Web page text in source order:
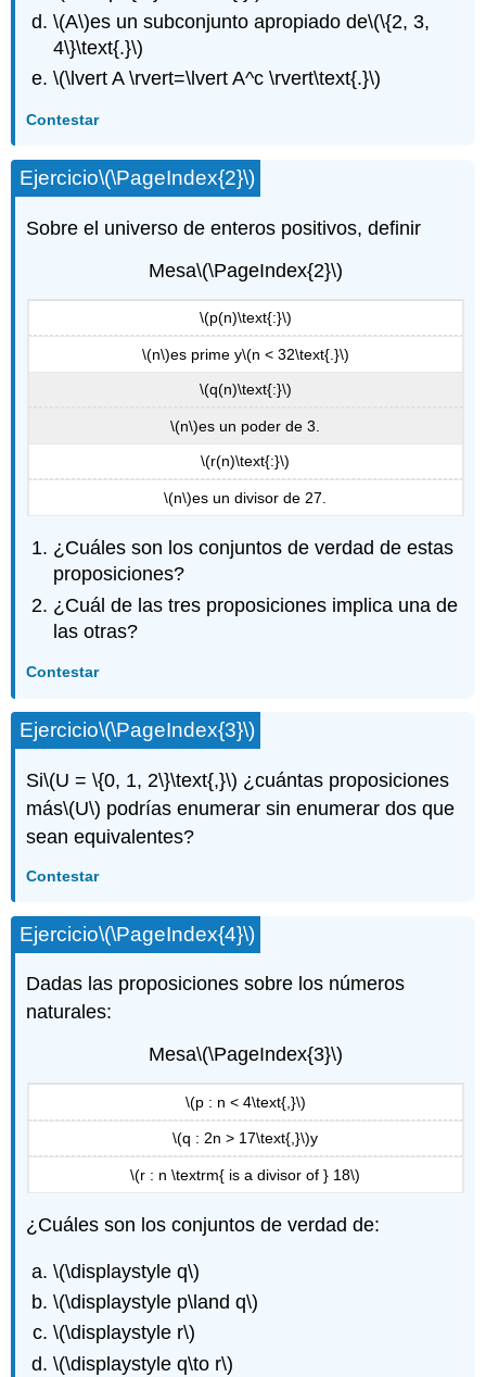
\(A\)es un subconjunto apropiado de\(\{2, 3,
4\}\text{.}\)
\(\lvert A \rvert=\lvert A^c \rvert\text{.}\)
Contestar
Ejercicio\(\PageIndex{2}\)
Sobre el universo de enteros positivos, definir
Mesa\(\PageIndex{2}\)
\(p(n)\text{:}\)
\(n\)es prime y\(n < 32\text{.}\)
\(q(n)\text{:}\)
\(n\)es un poder de 3.
\(r(n)\text{:}\)
\(n\)es un divisor de 27.
¿Cuáles son los conjuntos de verdad de estas
proposiciones?
¿Cuál de las tres proposiciones implica una de
las otras?
Contestar
Ejercicio\(\PageIndex{3}\)
Si\(U = \{0, 1, 2\}\text{,}\) ¿cuántas proposiciones
más\(U\) podrías enumerar sin enumerar dos que
sean equivalentes?
Contestar
Ejercicio\(\PageIndex{4}\)
Dadas las proposiciones sobre los números
naturales:
Mesa\(\PageIndex{3}\)
\(p : n < 4\text{,}\)
\(q : 2n > 17\text{,}\)y
\(r : n \textrm{ is a divisor of } 18\)
¿Cuáles son los conjuntos de verdad de:
\(\displaystyle q\)
\(\displaystyle p\land q\)
\(\displaystyle r\)
\(\displaystyle q\to r\)